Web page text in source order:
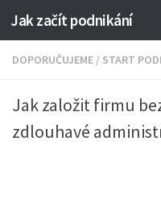
Jak začít podnikání
DOPORUČUJEME / START
Jak založit firmu
zdlouhavé